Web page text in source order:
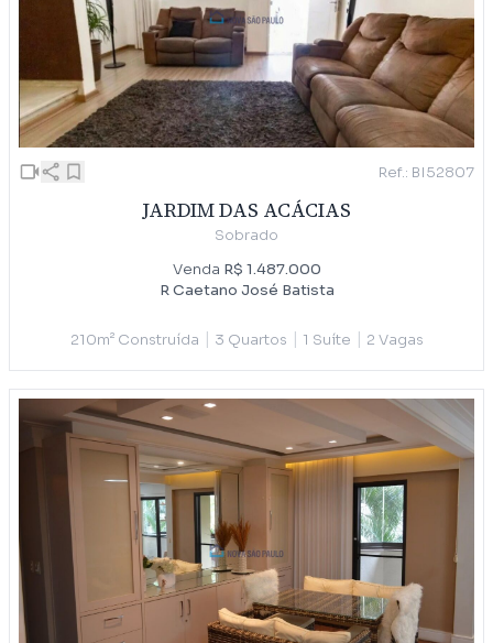
Ref.: BI52807
JARDIM DAS ACÁCIAS
Sobrado
Venda R$ 1.487.000
R Caetano José Batista
210m² Construída 3 Quartos 1 Suíte 2 Vagas